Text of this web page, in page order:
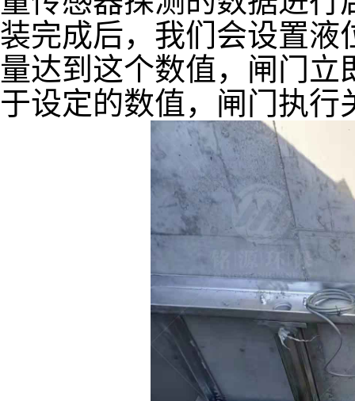
装完成后，我们会设置液
量达到这个数值，闸门
于设定的数值，闸门执行